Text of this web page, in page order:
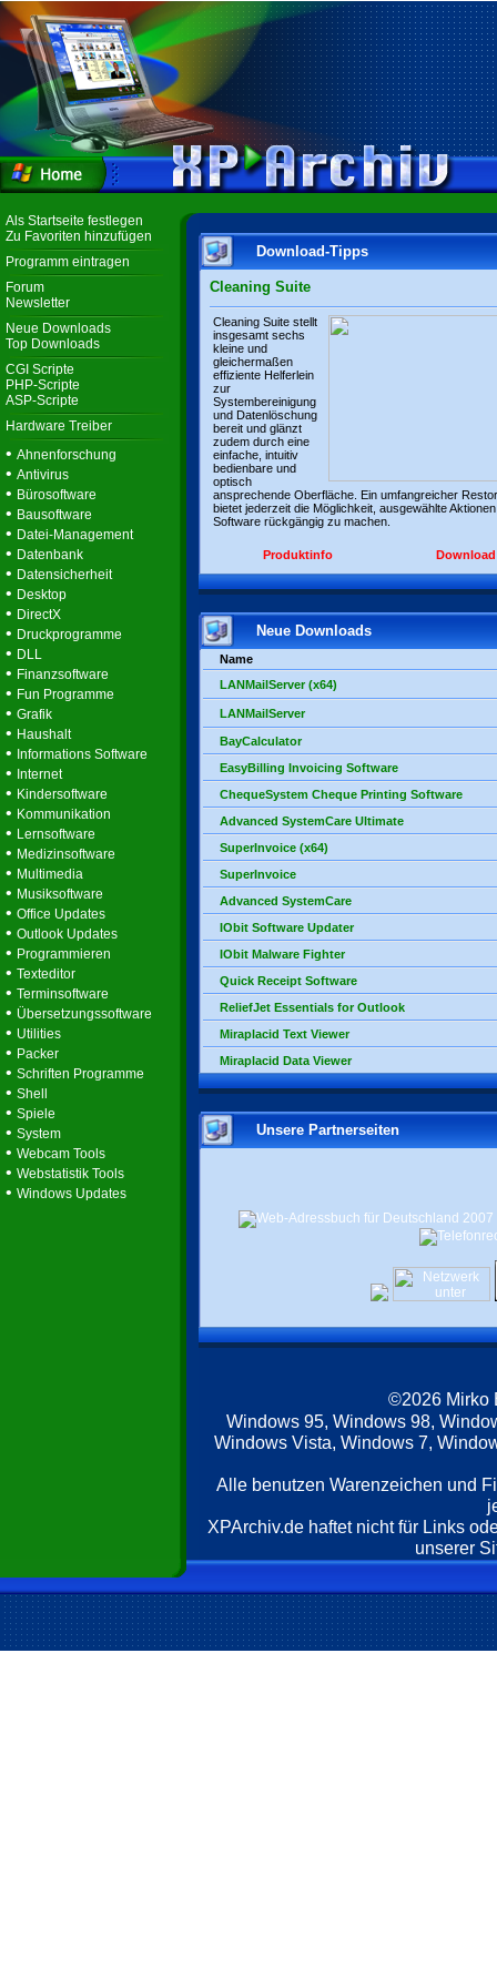
Als Startseite festlegen
Zu Favoriten hinzufügen
Programm eintragen
Forum
Newsletter
Neue Downloads
Top Downloads
CGI Scripte
PHP-Scripte
ASP-Scripte
Hardware Treiber
• Ahnenforschung
• Antivirus
• Bürosoftware
• Bausoftware
• Datei-Management
• Datenbank
• Datensicherheit
• Desktop
• DirectX
• Druckprogramme
• DLL
• Finanzsoftware
• Fun Programme
• Grafik
• Haushalt
• Informations Software
• Internet
• Kindersoftware
• Kommunikation
• Lernsoftware
• Medizinsoftware
• Multimedia
• Musiksoftware
• Office Updates
• Outlook Updates
• Programmieren
• Texteditor
• Terminsoftware
• Übersetzungssoftware
• Utilities
• Packer
• Schriften Programme
• Shell
• Spiele
• System
• Webcam Tools
• Webstatistik Tools
• Windows Updates
Download-Tipps
Cleaning Suite
Cleaning Suite stellt
insgesamt sechs
kleine und
gleichermaßen
effiziente Helferlein
zur
Systembereinigung
und Datenlöschung
bereit und glänzt
zudem durch eine
einfache, intuitiv
bedienbare und
optisch
ansprechende Oberfläche. Ein umfangreicher
bietet jederzeit die Möglichkeit, ausgewählte
Software rückgängig zu machen.
Produktinfo Download
Neue Downloads
Name
LANMailServer (x64)
LANMailServer
BayCalculator
EasyBilling Invoicing Software
ChequeSystem Cheque Printing Software
Advanced SystemCare Ultimate
SuperInvoice (x64)
SuperInvoice
Advanced SystemCare
IObit Software Updater
IObit Malware Fighter
Quick Receipt Software
ReliefJet Essentials for Outlook
Miraplacid Text Viewer
Miraplacid Data Viewer
Unsere Partnerseiten
©2026 Mirko
Windows 95, Windows 98,
Windows Vista, Windows 7,
Alle benutzen Warenzeichen und
XPArchiv.de haftet nicht für Links
unserer